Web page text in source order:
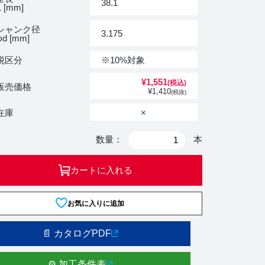
38.1
ャンク径
[mm]
3.175
区分 ※10%対象
売価格 ¥1,551(税込)
¥1,410(税抜)
庫 ×
数量： 本
カートに入れる
お気に入りに追加
📄 カタログPDF